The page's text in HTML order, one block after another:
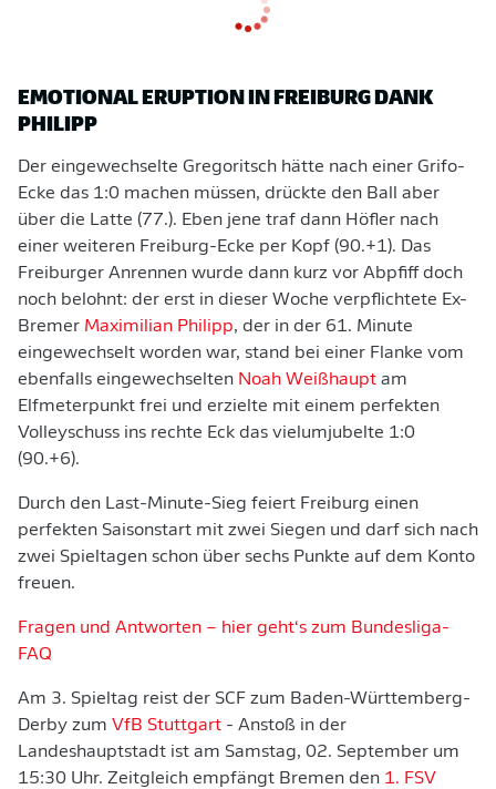
EMOTIONAL ERUPTION IN FREIBURG DANK
PHILIPP
Der eingewechselte Gregoritsch hätte nach einer Grifo-
Ecke das 1:0 machen müssen, drückte den Ball aber
über die Latte (77.). Eben jene traf dann Höfler nach
einer weiteren Freiburg-Ecke per Kopf (90.+1). Das
Freiburger Anrennen wurde dann kurz vor Abpfiff doch
noch belohnt: der erst in dieser Woche verpflichtete Ex-
Bremer Maximilian Philipp, der in der 61. Minute
eingewechselt worden war, stand bei einer Flanke vom
ebenfalls eingewechselten Noah Weißhaupt am
Elfmeterpunkt frei und erzielte mit einem perfekten
Volleyschuss ins rechte Eck das vielumjubelte 1:0
(90.+6).
Durch den Last-Minute-Sieg feiert Freiburg einen
perfekten Saisonstart mit zwei Siegen und darf sich nach
zwei Spieltagen schon über sechs Punkte auf dem Konto
freuen.
Fragen und Antworten – hier geht‘s zum Bundesliga-
FAQ
Am 3. Spieltag reist der SCF zum Baden-Württemberg-
Derby zum VfB Stuttgart - Anstoß in der
Landeshauptstadt ist am Samstag, 02. September um
15:30 Uhr. Zeitgleich empfängt Bremen den 1. FSV